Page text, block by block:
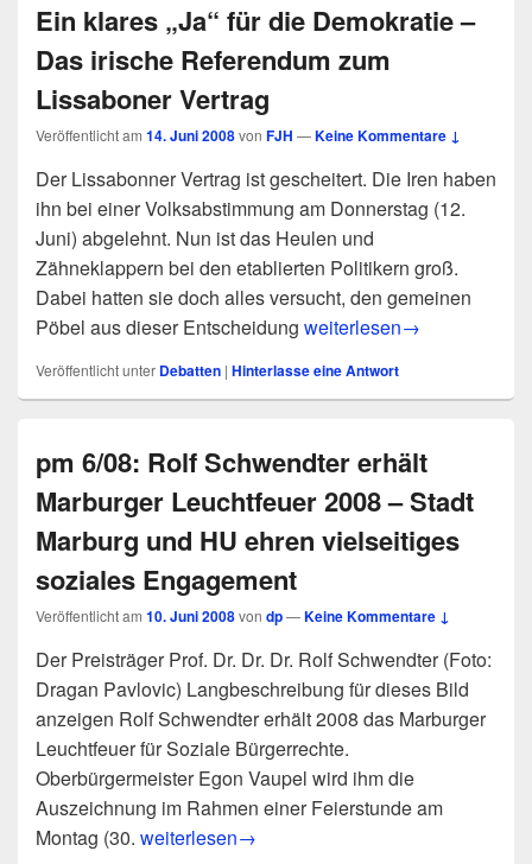
Ein klares „Ja“ für die Demokratie –
Das irische Referendum zum
Lissaboner Vertrag
Veröffentlicht am 14. Juni 2008von FJH —Keine Kommentare ↓
Der Lissabonner Vertrag ist gescheitert. Die Iren haben
ihn bei einer Volksabstimmung am Donnerstag (12.
Juni) abgelehnt. Nun ist das Heulen und
Zähneklappern bei den etablierten Politikern groß.
Dabei hatten sie doch alles versucht, den gemeinen
Pöbel aus dieser Entscheidung Ein klares „Ja“ für die
weiterlesen→
Veröffentlicht unter Debatten | Hinterlasse eine Antwort
pm 6/08: Rolf Schwendter erhält
Marburger Leuchtfeuer 2008 – Stadt
Marburg und HU ehren vielseitiges
soziales Engagement
Veröffentlicht am 10. Juni 2008von dp—Keine Kommentare ↓
Der Preisträger Prof. Dr. Dr. Dr. Rolf Schwendter (Foto:
Dragan Pavlovic) Langbeschreibung für dieses Bild
anzeigen Rolf Schwendter erhält 2008 das Marburger
Leuchtfeuer für Soziale Bürgerrechte.
Oberbürgermeister Egon Vaupel wird ihm die
Auszeichnung im Rahmen einer Feierstunde am
Montag (30. pm 6/08: Rolf Schwendter erhält Marburger
weiterlesen→